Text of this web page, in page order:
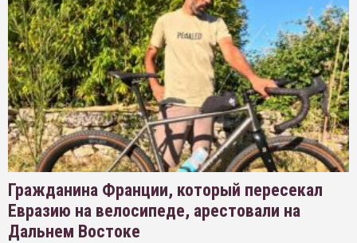
Гражданина Франции, который пересекал
Евразию на велосипеде, арестовали на
Дальнем Востоке